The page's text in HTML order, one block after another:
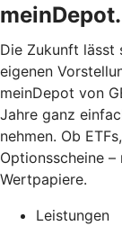
meinDepot.
Die Zukunft lässt
eigenen
meinDepot von
Jahre ganz
nehmen. Ob
Optionsscheine
Wertpapiere.
Leistungen